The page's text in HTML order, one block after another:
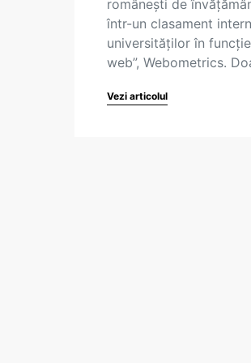
românești de
într-un clasament
universităților în
web”, Webometrics.
Vezi articolul